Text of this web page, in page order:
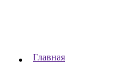
Главная